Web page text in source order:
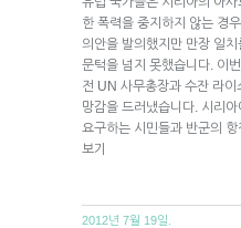
한 폭력을 중지하지 않는 경
의안을 발의했지만 만장 일
문턱을 넘지 못했습니다. 이
전 UN 사무총장과 수잔 라
망감을 드러냈습니다. 시리
요구하는 시민들과 반군의
보기
2012년 7월 19일.